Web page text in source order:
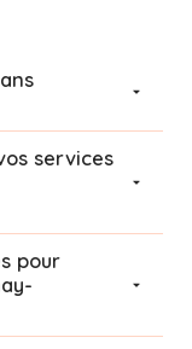
services
pour